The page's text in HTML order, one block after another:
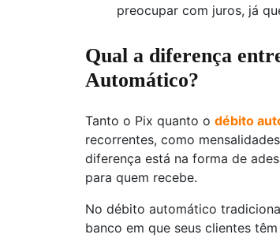
preocupar com juros, já
Qual a diferença
Automático?
Tanto o Pix quanto o débito
recorrentes, como
diferença está na forma de
para quem recebe.
No débito automático
banco em que seus clientes